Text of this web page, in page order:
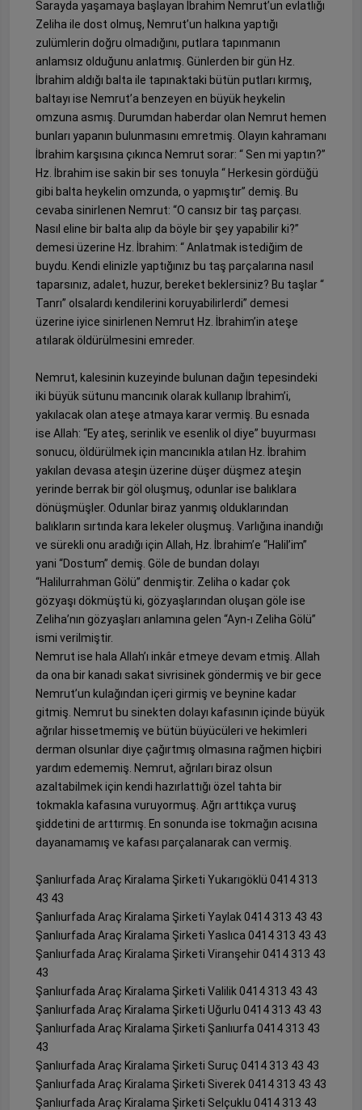
Sarayda yaşamaya başlayan İbrahim Nemrut’un evlatlığı
Zeliha ile dost olmuş, Nemrut’un halkına yaptığı
zulümlerin doğru olmadığını, putlara tapınmanın
anlamsız olduğunu anlatmış. Günlerden bir gün Hz.
İbrahim aldığı balta ile tapınaktaki bütün putları kırmış,
baltayı ise Nemrut’a benzeyen en büyük heykelin
omzuna asmış. Durumdan haberdar olan Nemrut hemen
bunları yapanın bulunmasını emretmiş. Olayın kahramanı
İbrahim karşısına çıkınca Nemrut sorar: “ Sen mi yaptın?”
Hz. İbrahim ise sakin bir ses tonuyla “ Herkesin gördüğü
gibi balta heykelin omzunda, o yapmıştır” demiş. Bu
cevaba sinirlenen Nemrut: “O cansız bir taş parçası.
Nasıl eline bir balta alıp da böyle bir şey yapabilir ki?”
demesi üzerine Hz. İbrahim: “ Anlatmak istediğim de
buydu. Kendi elinizle yaptığınız bu taş parçalarına nasıl
taparsınız, adalet, huzur, bereket beklersiniz? Bu taşlar “
Tanrı” olsalardı kendilerini koruyabilirlerdi” demesi
üzerine iyice sinirlenen Nemrut Hz. İbrahim’in ateşe
atılarak öldürülmesini emreder.
Nemrut, kalesinin kuzeyinde bulunan dağın tepesindeki
iki büyük sütunu mancınık olarak kullanıp İbrahim’i,
yakılacak olan ateşe atmaya karar vermiş. Bu esnada
ise Allah: “Ey ateş, serinlik ve esenlik ol diye” buyurması
sonucu, öldürülmek için mancınıkla atılan Hz. İbrahim
yakılan devasa ateşin üzerine düşer düşmez ateşin
yerinde berrak bir göl oluşmuş, odunlar ise balıklara
dönüşmüşler. Odunlar biraz yanmış olduklarından
balıkların sırtında kara lekeler oluşmuş. Varlığına inandığı
ve sürekli onu aradığı için Allah, Hz. İbrahim’e “Halil’im”
yani “Dostum” demiş. Göle de bundan dolayı
“Halilurrahman Gölü” denmiştir. Zeliha o kadar çok
gözyaşı dökmüştü ki, gözyaşlarından oluşan göle ise
Zeliha’nın gözyaşları anlamına gelen “Ayn-ı Zeliha Gölü”
ismi verilmiştir.
Nemrut ise hala Allah’ı inkâr etmeye devam etmiş. Allah
da ona bir kanadı sakat sivrisinek göndermiş ve bir gece
Nemrut’un kulağından içeri girmiş ve beynine kadar
gitmiş. Nemrut bu sinekten dolayı kafasının içinde büyük
ağrılar hissetmemiş ve bütün büyücüleri ve hekimleri
derman olsunlar diye çağırtmış olmasına rağmen hiçbiri
yardım edememiş. Nemrut, ağrıları biraz olsun
azaltabilmek için kendi hazırlattığı özel tahta bir
tokmakla kafasına vuruyormuş. Ağrı arttıkça vuruş
şiddetini de arttırmış. En sonunda ise tokmağın acısına
dayanamamış ve kafası parçalanarak can vermiş.
Şanlıurfada Araç Kiralama Şirketi Yukarıgöklü 0414 313
43 43
Şanlıurfada Araç Kiralama Şirketi Yaylak 0414 313 43 43
Şanlıurfada Araç Kiralama Şirketi Yaslıca 0414 313 43 43
Şanlıurfada Araç Kiralama Şirketi Viranşehir 0414 313 43
43
Şanlıurfada Araç Kiralama Şirketi Valilik 0414 313 43 43
Şanlıurfada Araç Kiralama Şirketi Uğurlu 0414 313 43 43
Şanlıurfada Araç Kiralama Şirketi Şanlıurfa 0414 313 43
43
Şanlıurfada Araç Kiralama Şirketi Suruç 0414 313 43 43
Şanlıurfada Araç Kiralama Şirketi Siverek 0414 313 43 43
Şanlıurfada Araç Kiralama Şirketi Selçuklu 0414 313 43